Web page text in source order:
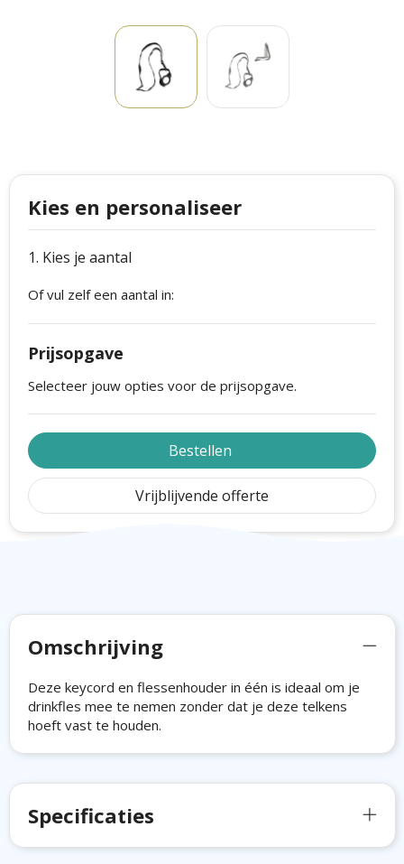
Cutter & Buck
Case Logic
Mepal
Parker
Stanley
Ludieke hoofdbanden
kerstkaarsen
Kies en personaliseer
1. Kies je aantal
Of vul zelf een aantal in:
Prijsopgave
Selecteer jouw opties voor de prijsopgave.
Bestellen
Vrijblijvende offerte
Omschrijving
Deze keycord en flessenhouder in één is ideaal om je
drinkfles mee te nemen zonder dat je deze telkens
hoeft vast te houden.
Specificaties